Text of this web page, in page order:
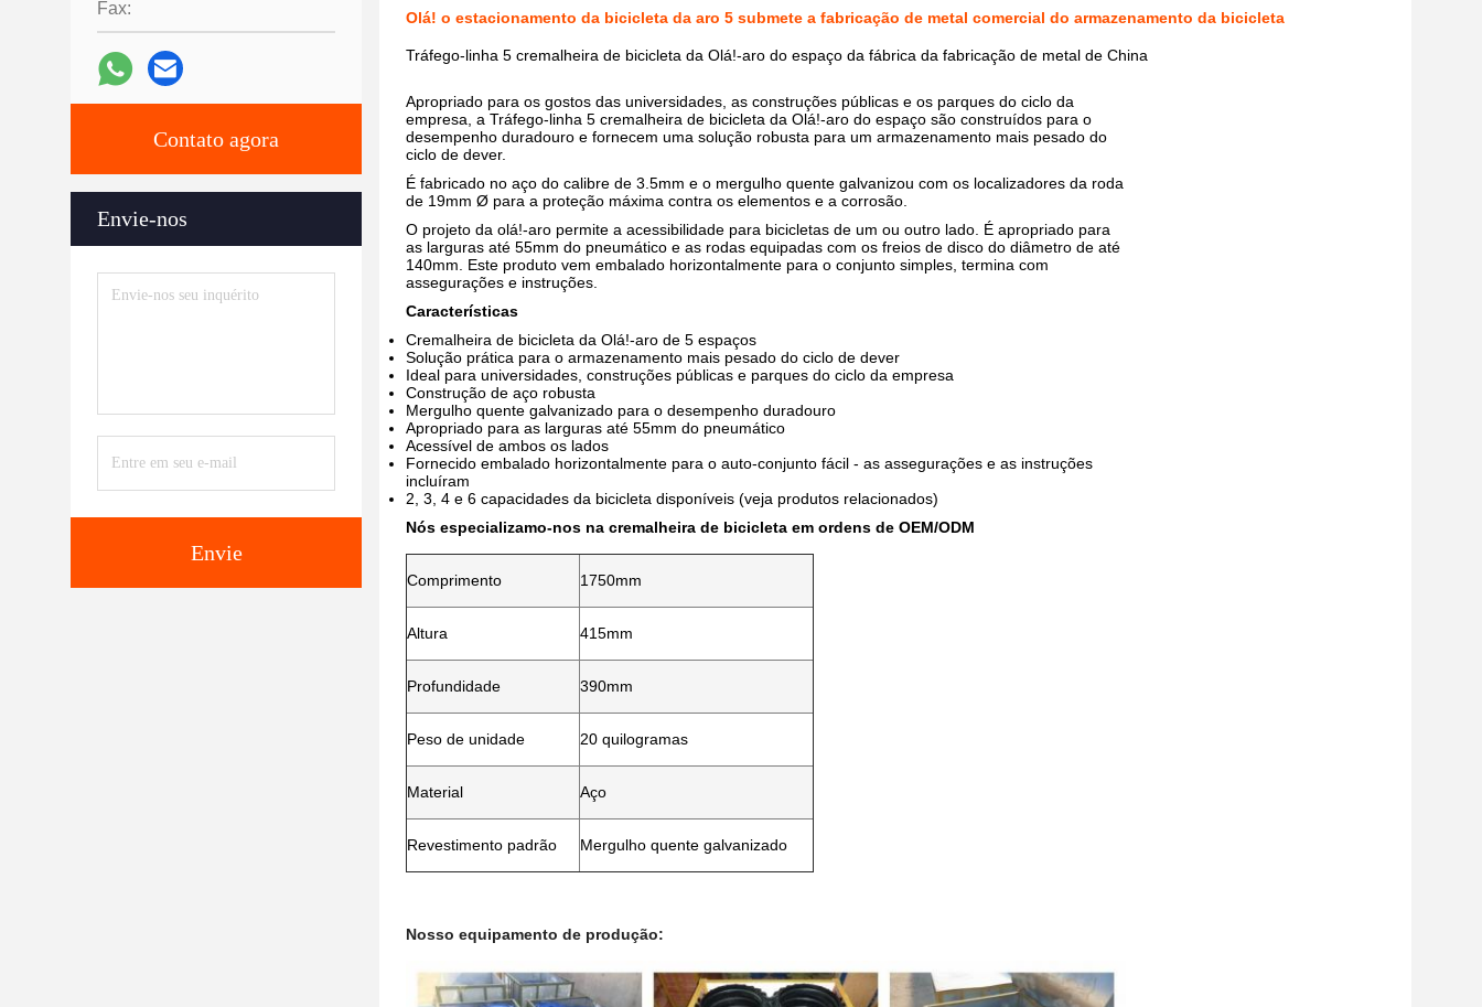
Fax:
Contato agora
Envie-nos
Envie
Olá! o estacionamento da bicicleta da aro 5 submete a fabricação de metal comercial do armazenamento da bicicleta
Tráfego-linha 5 cremalheira de bicicleta da Olá!-aro do espaço da fábrica da fabricação de metal de China
Apropriado para os gostos das universidades, as construções públicas e os parques do ciclo da
empresa, a Tráfego-linha 5 cremalheira de bicicleta da Olá!-aro do espaço são construídos para o
desempenho duradouro e fornecem uma solução robusta para um armazenamento mais pesado do
ciclo de dever.
É fabricado no aço do calibre de 3.5mm e o mergulho quente galvanizou com os localizadores da roda
de 19mm Ø para a proteção máxima contra os elementos e a corrosão.
O projeto da olá!-aro permite a acessibilidade para bicicletas de um ou outro lado. É apropriado para
as larguras até 55mm do pneumático e as rodas equipadas com os freios de disco do diâmetro de até
140mm. Este produto vem embalado horizontalmente para o conjunto simples, termina com
assegurações e instruções.
Características
Cremalheira de bicicleta da Olá!-aro de 5 espaços
Solução prática para o armazenamento mais pesado do ciclo de dever
Ideal para universidades, construções públicas e parques do ciclo da empresa
Construção de aço robusta
Mergulho quente galvanizado para o desempenho duradouro
Apropriado para as larguras até 55mm do pneumático
Acessível de ambos os lados
Fornecido embalado horizontalmente para o auto-conjunto fácil - as assegurações e as instruções
incluíram
2, 3, 4 e 6 capacidades da bicicleta disponíveis (veja produtos relacionados)
Nós especializamo-nos na cremalheira de bicicleta em ordens de OEM/ODM
Comprimento 1750mm
Altura 415mm
Profundidade 390mm
Peso de unidade 20 quilogramas
Material Aço
Revestimento padrão Mergulho quente galvanizado
Nosso equipamento de produção: